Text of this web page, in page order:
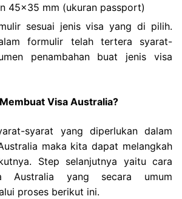
45×35 mm (ukuran passport)
sesuai jenis visa yang di pilih.
formulir telah tertera syarat-
penambahan buat jenis visa
Visa Australia?
syarat yang diperlukan dalam
maka kita dapat melangkah
Step selanjutnya yaitu cara
Australia yang secara umum
proses berikut ini.